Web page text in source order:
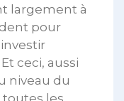
largement à
pour
investir
ceci, aussi
niveau du